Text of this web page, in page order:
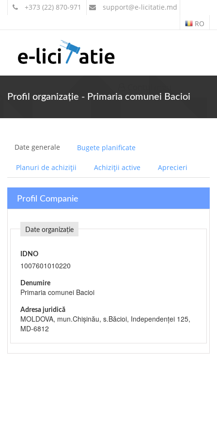
+373 (22) 870-971 support@e-licitatie.md
RO
Profil organizație - Primaria comunei Bacioi
Date generale Bugete planificate
Planuri de achiziții Achiziții active Aprecieri
Profil Companie
Date organizație
IDNO
1007601010220
Denumire
Primaria comunei Bacioi
Adresa juridică
MOLDOVA, mun.Chişinău, s.Băcioi, Independenței 125,
MD-6812